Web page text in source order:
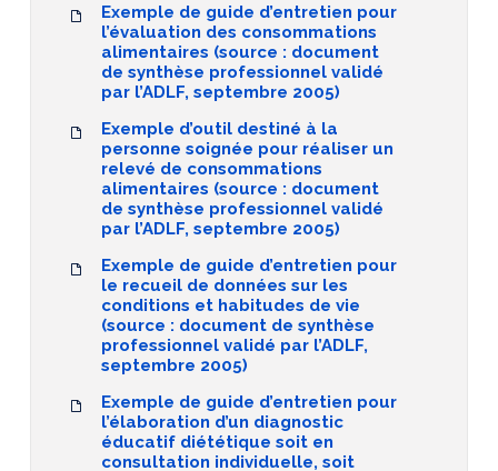
Exemple de guide d’entretien pour
l’évaluation des consommations
alimentaires (source : document
de synthèse professionnel validé
par l’ADLF, septembre 2005)
Exemple d’outil destiné à la
personne soignée pour réaliser un
relevé de consommations
alimentaires (source : document
de synthèse professionnel validé
par l’ADLF, septembre 2005)
Exemple de guide d’entretien pour
le recueil de données sur les
conditions et habitudes de vie
(source : document de synthèse
professionnel validé par l’ADLF,
septembre 2005)
Exemple de guide d’entretien pour
l’élaboration d’un diagnostic
éducatif diététique soit en
consultation individuelle, soit